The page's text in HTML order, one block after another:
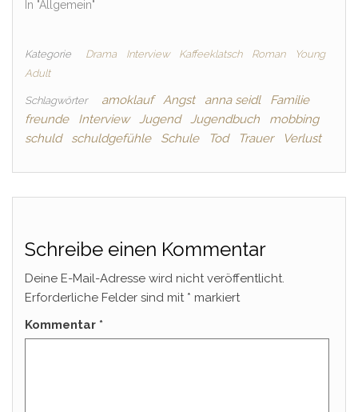
In "Allgemein"
Kategorie Drama Interview Kaffeeklatsch Roman
Young
Adult
Schlagwörter amoklauf Angst anna seidl
Familie
freunde
Interview Jugend Jugendbuch
mobbing
schuld
schuldgefühle Schule Tod Trauer Verlust
Schreibe einen Kommentar
Deine E-Mail-Adresse wird nicht veröffentlicht.
Erforderliche Felder sind mit * markiert
Kommentar *